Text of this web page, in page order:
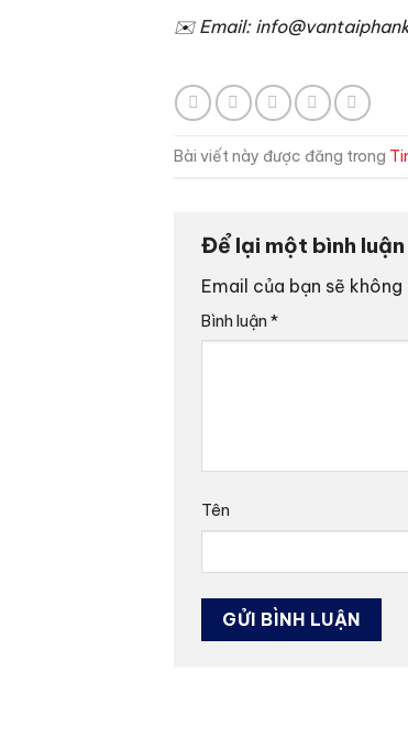
✉️ Email:
Bài viết này được đăng trong
Để lại một bình luận
Email của bạn sẽ
Bình luận *
Tên